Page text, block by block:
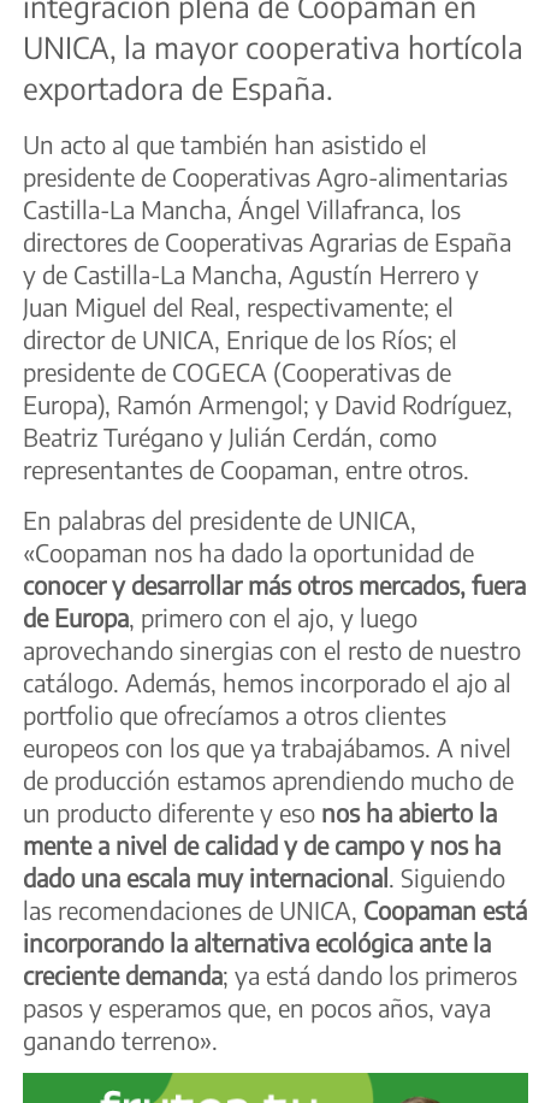
UNICA, la mayor cooperativa hortícola
exportadora de España.
Un acto al que también han asistido el
presidente de Cooperativas Agro-alimentarias
Castilla-La Mancha, Ángel Villafranca, los
directores de Cooperativas Agrarias de España
y de Castilla-La Mancha, Agustín Herrero y
Juan Miguel del Real, respectivamente; el
director de UNICA, Enrique de los Ríos; el
presidente de COGECA (Cooperativas de
Europa), Ramón Armengol; y David Rodríguez,
Beatriz Turégano y Julián Cerdán, como
representantes de Coopaman, entre otros.
En palabras del presidente de UNICA,
«Coopaman nos ha dado la oportunidad de
conocer y desarrollar más otros mercados, fuera
de Europa , primero con el ajo, y luego
aprovechando sinergias con el resto de nuestro
catálogo. Además, hemos incorporado el ajo al
portfolio que ofrecíamos a otros clientes
europeos con los que ya trabajábamos. A nivel
de producción estamos aprendiendo mucho de
un producto diferente y eso nos ha abierto la
mente a nivel de calidad y de campo y nos ha
dado una escala muy internacional . Siguiendo
las recomendaciones de UNICA, Coopaman está
incorporando la alternativa ecológica ante la
creciente demanda; ya está dando los primeros
pasos y esperamos que, en pocos años, vaya
ganando terreno».